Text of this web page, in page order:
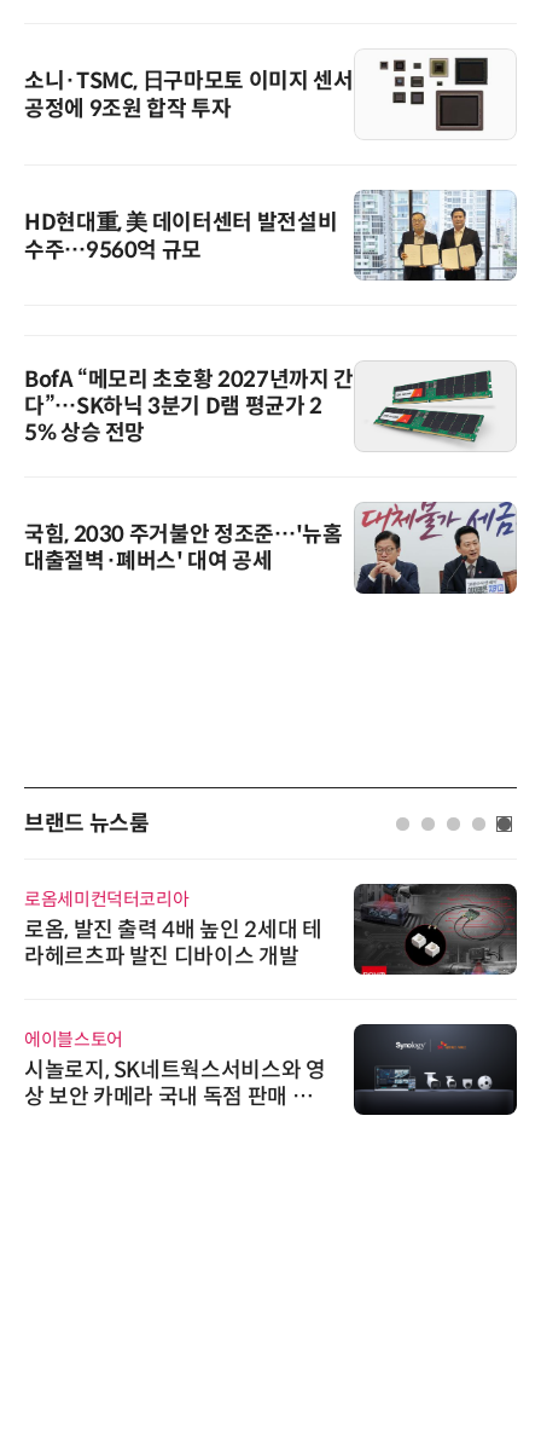
소니·TSMC, 日구마모토 이미지 센서
공정에 9조원 합작 투자
HD현대重, 美 데이터센터 발전설비
수주…9560억 규모
BofA “메모리 초호황 2027년까지 간
다”…SK하닉 3분기 D램 평균가 2
5% 상승 전망
국힘, 2030 주거불안 정조준…'뉴홈
대출절벽·폐버스' 대여 공세
브랜드 뉴스룸
로옴세미컨덕터코리아
로옴, 발진 출력 4배 높인 2세대 테
라헤르츠파 발진 디바이스 개발
에이블스토어
시놀로지, SK네트웍스서비스와 영
상 보안 카메라 국내 독점 판매 파